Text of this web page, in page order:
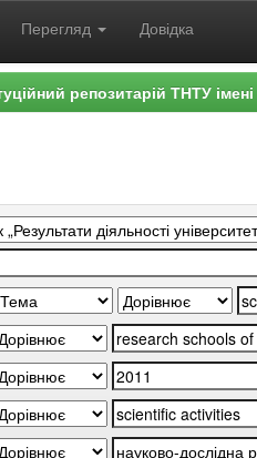
Перегляд Довідка
репозитарій ТНТУ